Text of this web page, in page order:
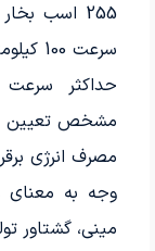
سرعت
حداکثر
مشخص تعیین
مصرف انرژی
وجه به معنای
مینی، گشتاور